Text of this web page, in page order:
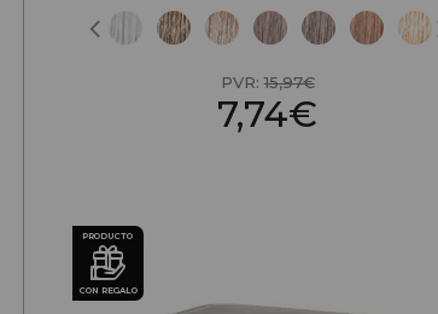
PVR:15,97€
7,74€
PRODUCTO
CON REGALO